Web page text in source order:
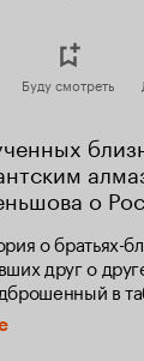
Буду смотреть
о
о братьях-
друг о
в
в детском
именем;